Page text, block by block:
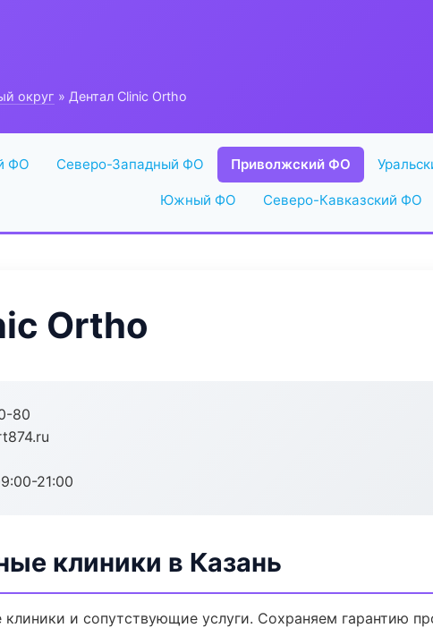
округ » Дентал Clinic Ortho
ФО Северо-Западный ФО Приволжский ФО
Южный ФО Северо-Кавказский ФО
Ortho
80
21:00
клиники в Казань
и сопутствующие услуги. Сохраняем гарантию